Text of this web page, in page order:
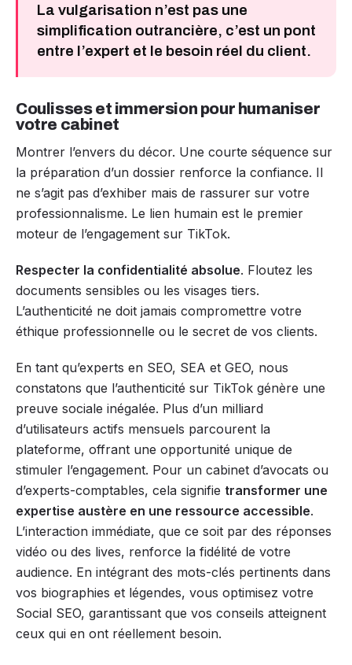
La vulgarisation n’est pas une
simplification outrancière, c’est un pont
entre l’expert et le besoin réel du client.
Coulisses et immersion pour humaniser
votre cabinet
Montrer l’envers du décor. Une courte séquence sur
la préparation d’un dossier renforce la confiance. Il
ne s’agit pas d’exhiber mais de rassurer sur votre
professionnalisme. Le lien humain est le premier
moteur de l’engagement sur TikTok.
Respecter la confidentialité absolue. Floutez les
documents sensibles ou les visages tiers.
L’authenticité ne doit jamais compromettre votre
éthique professionnelle ou le secret de vos clients.
En tant qu’experts en SEO, SEA et GEO, nous
constatons que l’authenticité sur TikTok génère une
preuve sociale inégalée. Plus d’un milliard
d’utilisateurs actifs mensuels parcourent la
plateforme, offrant une opportunité unique de
stimuler l’engagement. Pour un cabinet d’avocats ou
d’experts-comptables, cela signifie transformer une
expertise austère en une ressource accessible.
L’interaction immédiate, que ce soit par des réponses
vidéo ou des lives, renforce la fidélité de votre
audience. En intégrant des mots-clés pertinents dans
vos biographies et légendes, vous optimisez votre
Social SEO, garantissant que vos conseils atteignent
ceux qui en ont réellement besoin.